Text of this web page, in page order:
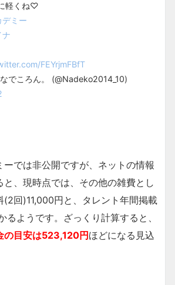
軽くね♡
ミー
ナ
FEYrjmFBfT
でころん。 (@Nadeko2014_10)
ーでは非公開ですが、ネットの情報
と、現時点では、その他の雑費とし
(2回)11,000円と、タレント年間掲載
ようです。ざっくり計算すると、
の目安は523,120円 ほどになる見込